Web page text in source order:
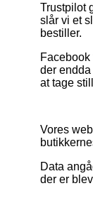
Trustpilot
slår vi et
bestiller.
der
at tage
Vores
Data
der er